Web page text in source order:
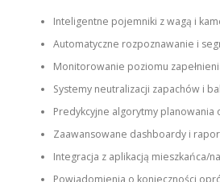
Inteligentne pojemniki z wagą i
Automatyczne rozpoznawanie i
Monitorowanie poziomu
Systemy neutralizacji zapachów i
Predykcyjne algorytmy planowania
Zaawansowane dashboardy i
Integracja z aplikacją mieszkańca/